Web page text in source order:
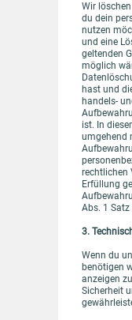
Wir
du dein
nutzen
und eine
geltenden
möglich
hast und
handels-
ist. In
umgehend
rechtlichen
Erfüllung
Abs. 1 Satz
3.
Wenn du
benötigen
anzeigen
Sicherheit